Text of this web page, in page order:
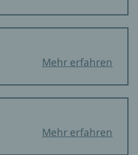
Mehr erfahren
Mehr erfahren